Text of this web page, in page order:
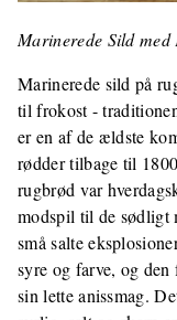
Marinerede Sild
Marinerede sild på
til frokost -
er en af de ældste
rødder tilbage til
rugbrød var
modspil til de sødligt
små salte
syre og farve, og
sin lette anissmag.